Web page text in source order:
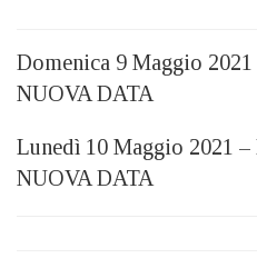
Domenica 9 Maggio
NUOVA DATA
Lunedì 10 Maggio 2021
NUOVA DATA